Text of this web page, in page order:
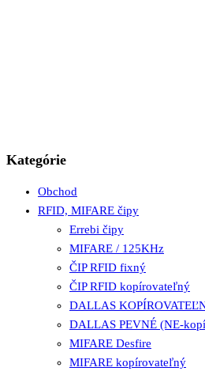
Kategórie
Obchod
RFID, MIFARE čipy
Errebi čipy
MIFARE / 125KHz
ČIP RFID fixný
ČIP RFID kopírovateľný
DALLAS
DALLAS PEVNÉ (NE-
MIFARE Desfire
MIFARE kopírovateľný